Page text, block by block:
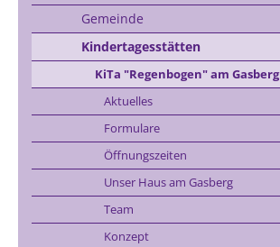
Gemeinde
Kindertagesstätten
KiTa "Regenbogen" am Gasberg
Aktuelles
Formulare
Öffnungszeiten
Unser Haus am Gasberg
Team
Konzept